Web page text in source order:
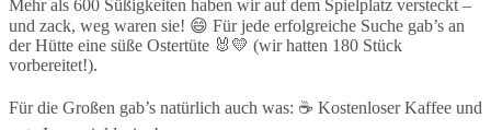
Mehr als 600 Süßigkeiten haben wir auf dem Spielplatz versteckt –
und zack, weg waren sie! 😄 Für jede erfolgreiche Suche gab’s an
der Hütte eine süße Ostertüte 🐰💛 (wir hatten 180 Stück
vorbereitet!).
Für die Großen gab’s natürlich auch was: ☕ Kostenloser Kaffee und